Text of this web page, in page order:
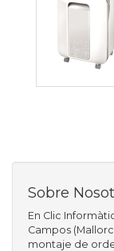
Sobre
En Clic
Campos
montaje de